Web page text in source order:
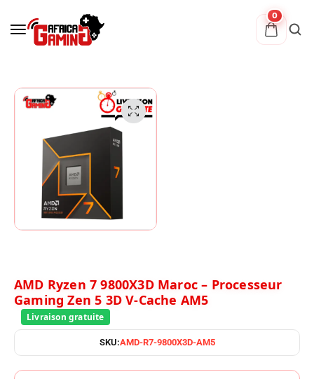
0
AMD Ryzen 7 9800X3D Maroc – Processeur
Gaming Zen 5 3D V-Cache AM5
SKU:AMD-R7-9800X3D-AM5